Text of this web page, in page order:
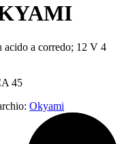
acido a corredo; 12 V 4
45
Okyami